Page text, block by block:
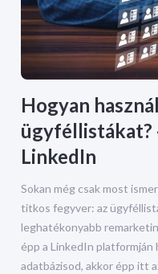
Hogyan
ügyféllistákat?
LinkedIn
Sokan még csak most
titkos fegyver: az
leghatékonyabb
épp a LinkedIn platformján
adatbázisod, akkor épp itt